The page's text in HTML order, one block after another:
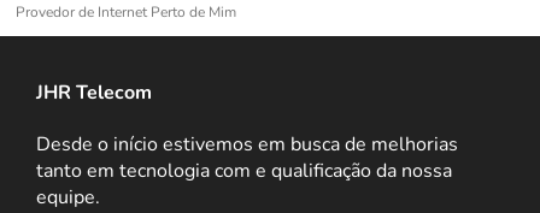
Provedor de Internet Perto de Mim
JHR Telecom
Desde o início estivemos em busca de melhorias
tanto em tecnologia com e qualificação da nossa
equipe.